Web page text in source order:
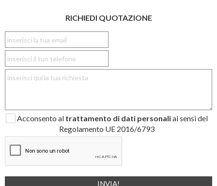
RICHIEDI QUOTAZIONE
Acconsento al trattamento di dati personaliai sensi del
Regolamento UE 2016/6793